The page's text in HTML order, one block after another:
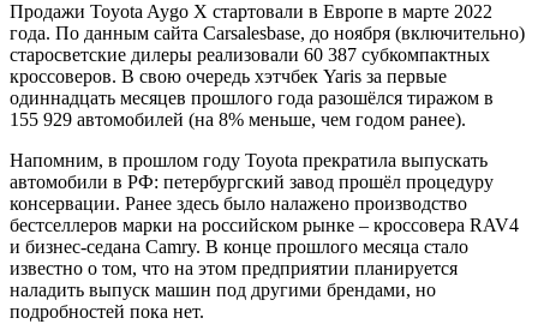
Продажи Toyota Aygo X стартовали в Европе в марте 2022
года. По данным сайта Carsalesbase, до ноября (включительно)
старосветские дилеры реализовали 60 387 субкомпактных
кроссоверов. В свою очередь хэтчбек Yaris за первые
одиннадцать месяцев прошлого года разошёлся тиражом в
155 929 автомобилей (на 8% меньше, чем годом ранее).
Напомним, в прошлом году Toyota прекратила выпускать
автомобили в РФ: петербургский завод прошёл процедуру
консервации. Ранее здесь было налажено производство
бестселлеров марки на российском рынке – кроссовера RAV4
и бизнес-седана Camry. В конце прошлого месяца стало
известно о том, что на этом предприятии планируется
наладить выпуск машин под другими брендами, но
подробностей пока нет.